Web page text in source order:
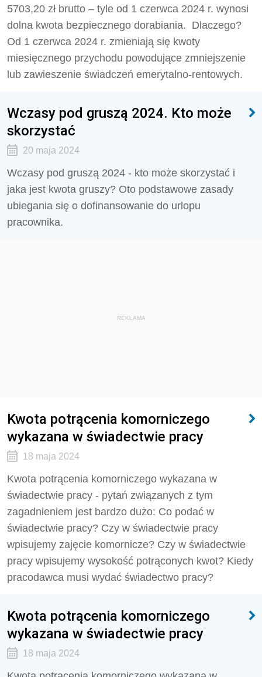
5703,20 zł brutto – tyle od 1 czerwca 2024 r. wynosi
dolna kwota bezpiecznego dorabiania. Dlaczego?
Od 1 czerwca 2024 r. zmieniają się kwoty
miesięcznego przychodu powodujące zmniejszenie
lub zawieszenie świadczeń emerytalno-rentowych.
Wczasy pod gruszą 2024. Kto może
skorzystać
20 maja 2024
Wczasy pod gruszą 2024 - kto może skorzystać i
jaka jest kwota gruszy? Oto podstawowe zasady
ubiegania się o dofinansowanie do urlopu
pracownika.
REKLAMA
Kwota potrącenia komorniczego
wykazana w świadectwie pracy
18 maja 2024
Kwota potrącenia komorniczego wykazana w
świadectwie pracy - pytań związanych z tym
zagadnieniem jest bardzo dużo: Co podać w
świadectwie pracy? Czy w świadectwie pracy
wpisujemy zajęcie komornicze? Czy w świadectwie
pracy wpisujemy wysokość potrąconych kwot? Kiedy
pracodawca musi wydać świadectwo pracy?
Kwota potrącenia komorniczego
wykazana w świadectwie pracy
18 maja 2024